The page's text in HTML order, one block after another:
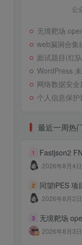
公
无境靶场
web漏洞合集
面试题目(红
WordPress
网络数据安
个人信息保
最近一周热
1 Fastjson2 FNV-1a
2026年8月4日
2 同望iPES 项目执
2026年8月2日
3 无境靶场
2026年8月3日